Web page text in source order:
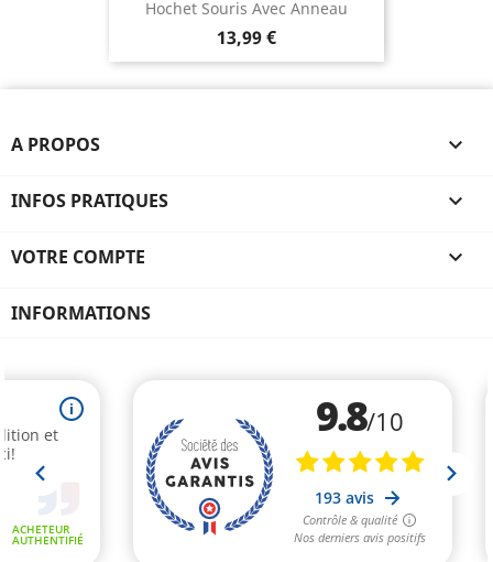
Hochet Souris Avec Anneau
13,99 €
A PROPOS 
INFOS PRATIQUES 
VOTRE COMPTE 
INFORMATIONS